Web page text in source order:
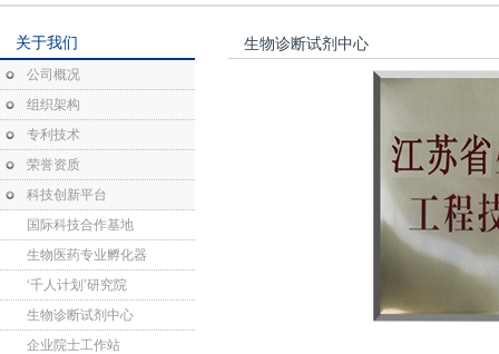
关于我们
公司概况
组织架构
专利技术
荣誉资质
科技创新平台
国际科技合作基地
生物医药专业孵化器
‘千人计划’研究院
生物诊断试剂中心
企业院士工作站
生物诊断试剂中心